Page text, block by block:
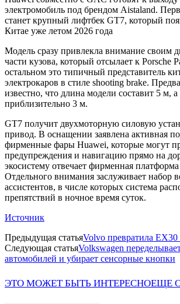
электромобиль под брендом Aistaland.
станет крупный лифтбек GT7, который
Китае уже летом 2026 года
Модель сразу привлекла внимание своим
части кузова, который отсылает к Porsche
остальном это типичный представитель
электрокаров в стиле shooting brake.
известно, что длина модели составит 5 м, а
приблизительно 3 м.
GT7 получит двухмоторную силовую
привод. В оснащении заявлена активная
фирменные фары Huawei, которые могут
предупреждения и навигацию прямо на
экосистему отвечает фирменная
Отдельного внимания заслуживает набор
ассистентов, в числе которых система
препятствий в ночное время суток.
Источник
Предыдущая статьяVolvo превратила EX30
Следующая статьяVolkswagen
автомобилей и убирает сенсорные кнопки
ЭТО МОЖЕТ БЫТЬ ИНТЕРЕСНОЕЩЕ